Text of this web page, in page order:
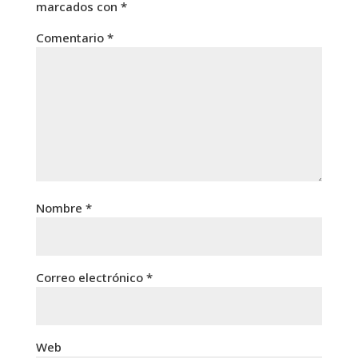
marcados con *
Comentario *
Nombre *
Correo electrónico *
Web